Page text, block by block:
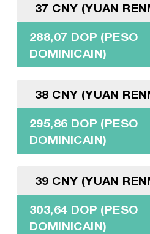
37 CNY (YUAN
288,07 DOP (PESO
DOMINICAIN)
38 CNY (YUAN
295,86 DOP (PESO
DOMINICAIN)
39 CNY (YUAN
303,64 DOP (PESO
DOMINICAIN)